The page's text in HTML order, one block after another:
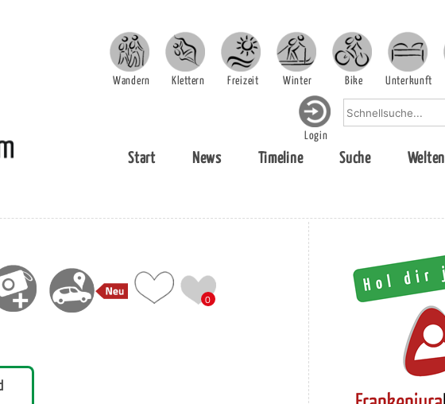
Wandern Klettern Freizeit Winter Bike Unterkunft
Login
Start News Timeline Suche Welten
0